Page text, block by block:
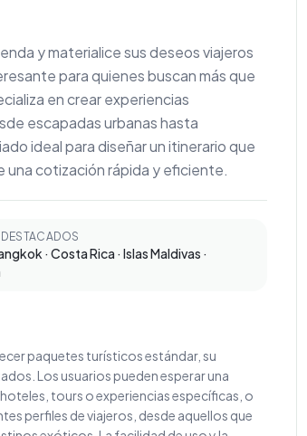
y materialice sus deseos viajeros
para quienes buscan más que
en crear experiencias
escapadas urbanas hasta
ideal para diseñar un itinerario que
cotización rápida y eficiente.
· Costa Rica · Islas Maldivas ·
paquetes turísticos estándar, su
Los usuarios pueden esperar una
tours o experiencias específicas, o
perfiles de viajeros, desde aquellos que